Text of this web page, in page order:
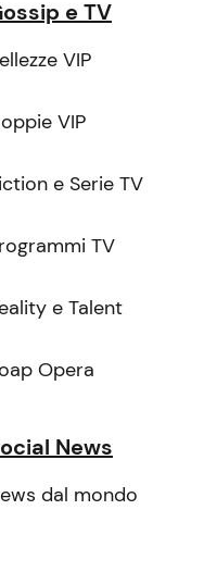
e TV
VIP
VIP
e Serie TV
TV
e Talent
Opera
News
dal mondo